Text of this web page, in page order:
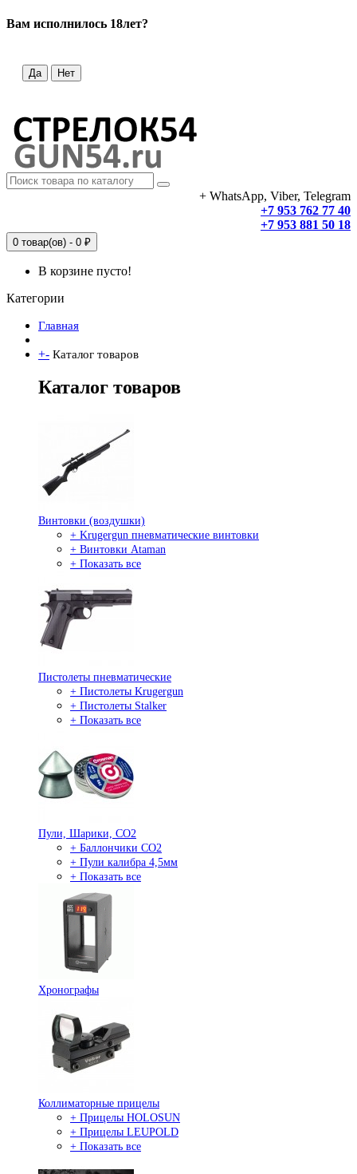
Вам исполнилось 18лет?
Да Нет
+ WhatsApp, Viber, Telegram
+7 953 762 77 40
+7 953 881 50 18
0 товар(ов) - 0 ₽
В корзине пусто!
Категории
Главная
+- Каталог товаров
Каталог товаров
Винтовки (воздушки)
+ Krugergun пневматические винтовки
+ Винтовки Ataman
+ Показать все
Пистолеты пневматические
+ Пистолеты Krugergun
+ Пистолеты Stalker
+ Показать все
Пули, Шарики, СО2
+ Баллончики СО2
+ Пули калибра 4,5мм
+ Показать все
Хронографы
Коллиматорные прицелы
+ Прицелы HOLOSUN
+ Прицелы LEUPOLD
+ Показать все